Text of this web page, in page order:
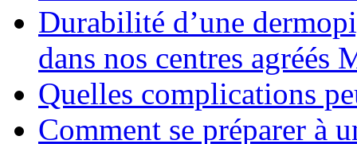
Durabilité d’une
dans nos centres
Quelles complications
Comment se préparer à